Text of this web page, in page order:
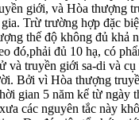
giới, và Hòa
Trừ trường hợp đặc
thế độ không đủ
đó,phải đủ 10 hạ, có
và truyền giới sa-di và
Bởi vì Hòa thượng
gian 5 năm kể từ
các nguyên tắc này